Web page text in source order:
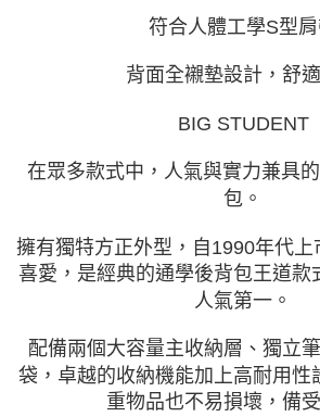
符合人體工學S型
背面全襯墊設計，舒
BIG STUDENT
在眾多款式中，人氣與實力兼具
包。
擁有獨特方正外型，自1990年代上
喜愛，是經典的通學後背包王道款
人氣第一。
配備兩個大容量主收納層、獨立
袋，卓越的收納機能加上高耐用性
重物品也不易損壞，備